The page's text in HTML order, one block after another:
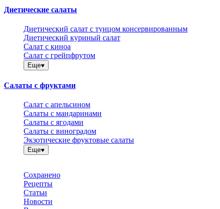
Диетические салаты
Диетический салат с тунцом консервированным
Диетический куриный салат
Салат с киноа
Салат с грейпфрутом
Еще
Салаты с фруктами
Салат с апельсином
Салаты с мандаринами
Салаты с ягодами
Салаты с виноградом
Экзотические фруктовые салаты
Еще
Сохранено
Рецепты
Статьи
Новости